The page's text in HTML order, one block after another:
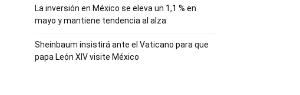
La inversión en México se eleva un 1,1 % en
mayo y mantiene tendencia al alza
Sheinbaum insistirá ante el Vaticano para que
papa León XIV visite México